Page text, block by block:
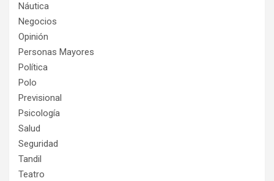
Náutica
Negocios
Opinión
Personas Mayores
Política
Polo
Previsional
Psicología
Salud
Seguridad
Tandil
Teatro